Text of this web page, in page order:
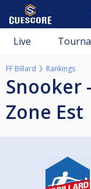
Live
FF Billard Rankings
Snooker - 2024/2025 - ZST -
Zone Est